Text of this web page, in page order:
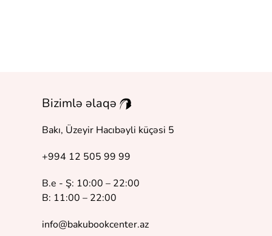
Bizimlə əlaqə
Bakı, Üzeyir Hacıbəyli küçəsi 5
+994 12 505 99 99
B.e - Ş: 10:00 – 22:00
B: 11:00 – 22:00
info@bakubookcenter.az